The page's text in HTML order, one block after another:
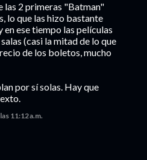
las 2 primeras "Batman"
lo que las hizo bastante
en ese tiempo las películas
(casi la mitad de lo que
de los boletos, mucho
por sí solas. Hay que
11:12 a.m.